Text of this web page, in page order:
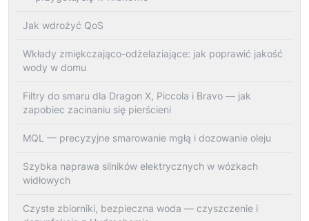
Jak wdrożyć QoS
Wkłady zmiękczająco-odżelaziające: jak poprawić jakość
wody w domu
Filtry do smaru dla Dragon X, Piccola i Bravo — jak
zapobiec zacinaniu się pierścieni
MQL — precyzyjne smarowanie mgłą i dozowanie oleju
Szybka naprawa silników elektrycznych w wózkach
widłowych
Czyste zbiorniki, bezpieczna woda — czyszczenie i